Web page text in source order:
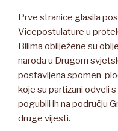
Prve stranice glasila
Vicepostulature u
Bilima obilježene su
naroda u Drugom
postavljena spomen-
koje su partizani odveli
pogubili ih na području
druge vijesti.